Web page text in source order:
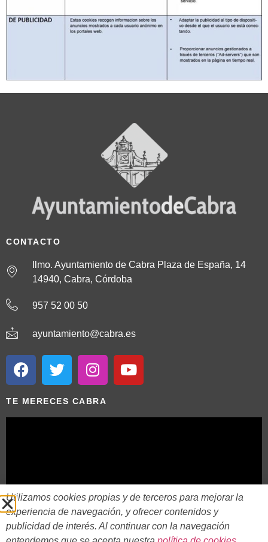
CONTACTO
Ilmo. Ayuntamiento de Cabra Plaza de España, 14
14940, Cabra, Córdoba
957 52 00 50
ayuntamiento@cabra.es
TE MERECES CABRA
Utilizamos cookies propias y de terceros para mejorar la
experiencia de navegación, y ofrecer contenidos y
publicidad de interés. Al continuar con la navegación